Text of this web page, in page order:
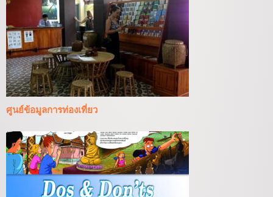
ศูนย์ข้อมูลการท่องเที่ยว